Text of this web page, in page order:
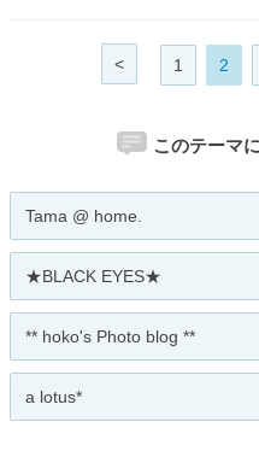
< 1 2
このテーマ
Tama @ home.
★BLACK EYES★
** hoko's Photo blog **
a lotus*